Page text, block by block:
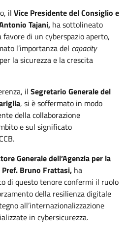
il Vice Presidente del Consiglio e
Tajani, ha sottolineato
favore di un cyberspazio aperto,
l’importanza del capacity
la sicurezza e la crescita
il Segretario Generale del
, si è soffermato in modo
della collaborazione
e sul significato
Generale dell’Agenzia per la
Pref. Bruno Frattasi, ha
di questo tenore confermi il ruolo
della resilienza digitale
all’internazionalizzazione
in cybersicurezza.